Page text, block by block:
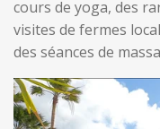
cours de yoga, des
visites de fermes
des séances de